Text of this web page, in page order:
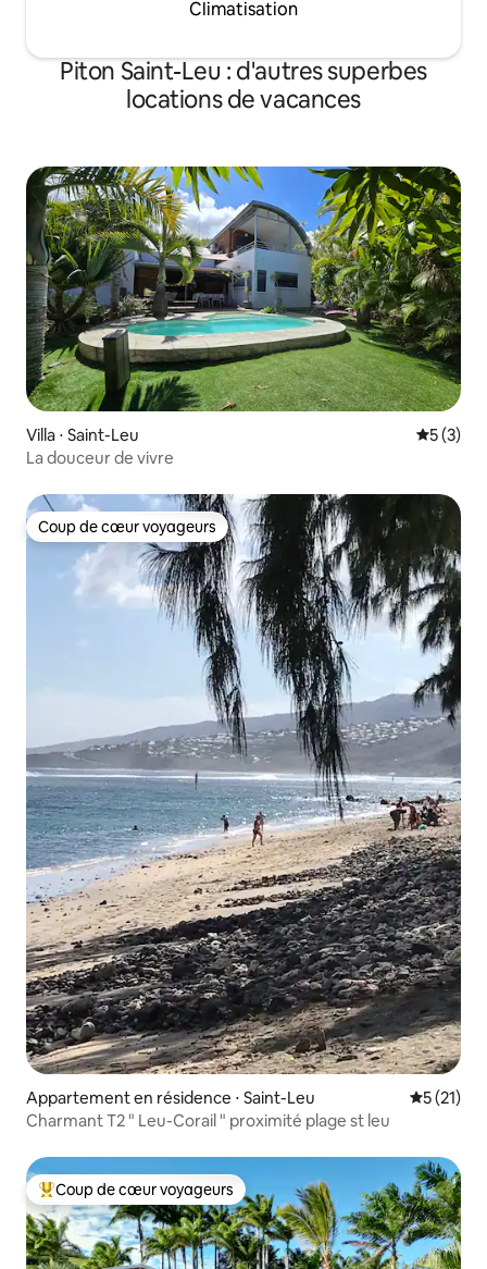
Climatisation
Piton Saint-Leu : d'autres superbes
locations de vacances
Villa ⋅ Saint-Leu
5 (3)
La douceur de vivre
Coup de cœur voyageurs
Coup de cœur voyageurs
Appartement en résidence ⋅ Saint-Leu
5 (21)
Charmant T2 " Leu-Corail " proximité plage st leu
Coups de cœur voyageurs les plus appréciés
Coup de cœur voyageurs